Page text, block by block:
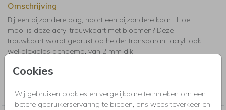
Cookies
Wij gebruiken cookies en vergelijkbare technieken om een
betere gebruikerservaring te bieden, ons websiteverkeer en
Omschrijving
Bij een bijzondere dag, hoort een bijzondere kaart! Hoe
mooi is deze acryl trouwkaart met bloemen? Deze
trouwkaart wordt gedrukt op helder transparant acryl, ook
wel plexiglas genoemd, van 2 mm dik.
Collectie
acryl